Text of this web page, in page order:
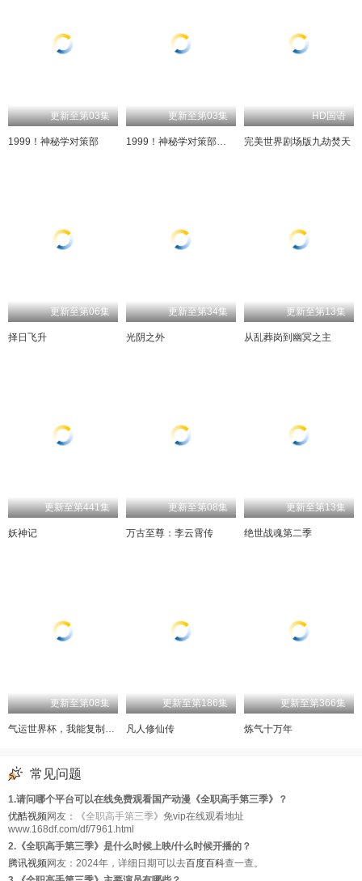
更新至第03集
1999！神秘学对策部
更新至第03集
1999！神秘学对策部英语
HD国语
完美世界剧场版九劫焚天
更新至第06集
择日飞升
更新至第34集
光阴之外
更新至第13集
从乱葬岗到幽冥之主
更新至第441集
妖神记
更新至第08集
万古至尊：李云霄传
更新至第13集
绝世战魂第二季
更新至第08集
气运世界杯，我能复制所有球星技能
更新至第186集
凡人修仙传
更新至第366集
炼气十万年
常见问题
1.请问哪个平台可以在线免费观看国产动漫《全职高手第三季》？
优酷视频网友：《全职高手第三季》免vip在线观看地址
www.168df.com/df/7961.html
2.《全职高手第三季》是什么时候上映/什么时候开播的？
腾讯视频网友：2024年，详细日期可以去百度百科查一查。